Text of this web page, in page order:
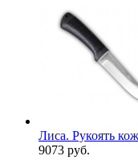
Лиса. Рукоять
9073 руб.